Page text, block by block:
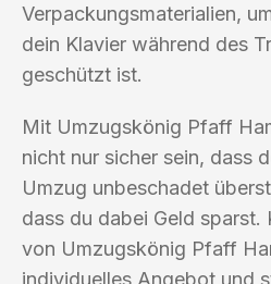
Verpackungsmaterialien,
dein Klavier während des
geschützt ist.
Mit Umzugskönig Pfaff
nicht nur sicher sein, dass
Umzug unbeschadet
dass du dabei Geld sparst.
von Umzugskönig Pfaff
individuelles Angebot und